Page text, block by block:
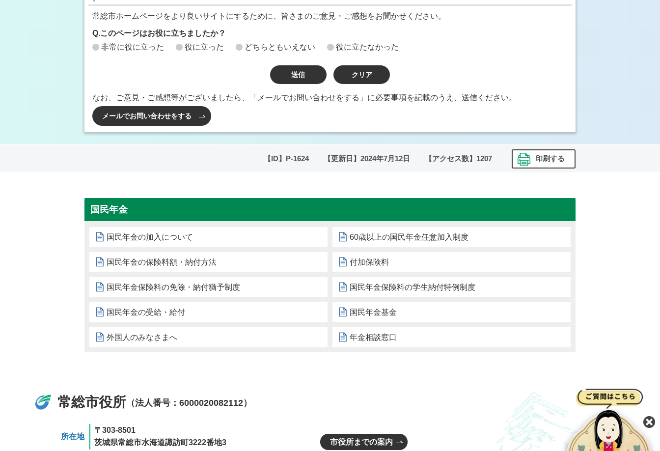
常総市ホームページをより良いサイトにするために、皆さまのご意見・ご感想をお聞かせください。
Q.このページはお役に立ちましたか？
非常に役に立った
役に立った どちらともいえない 役に立たなかった
なお、ご意見・ご感想等がございましたら、「メールでお問い合わせをする」に必要事項を記載のうえ、送信ください。
メールでお問い合わせをする
【ID】 P-1624 【更新日】 2024年7月12日 【アクセス数】 1207 印刷する
国民年金
国民年金の加入について 60歳以上の国民年金任意加入制度
国民年金の保険料額・納付方法 付加保険料
国民年金保険料の免除・納付猶予制度 国民年金保険料の学生納付特例制度
国民年金の受給・給付 国民年金基金
外国人のみなさまへ 年金相談窓口
常総市役所 （法人番号：6000020082112）
所在地
〒303-8501
茨城県常総市水海道諏訪町3222番地3
市役所までの案内